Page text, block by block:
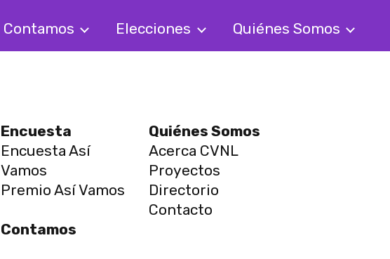
Contamos Elecciones Quiénes Somos
Encuesta
Encuesta Así
Vamos
Premio Así Vamos
Contamos
Quiénes Somos
Acerca CVNL
Proyectos
Directorio
Contacto